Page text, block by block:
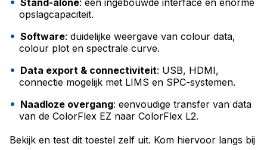
Stand-alone: een ingebouwde interface en enorme
opslagcapaciteit.
Software: duidelijke weergave van colour data,
colour plot en spectrale curve.
Data export & connectiviteit: USB, HDMI,
connectie mogelijk met LIMS en SPC-systemen.
Naadloze overgang: eenvoudige transfer van data
van de ColorFlex EZ naar ColorFlex L2.
Bekijk en test dit toestel zelf uit. Kom hiervoor langs bij